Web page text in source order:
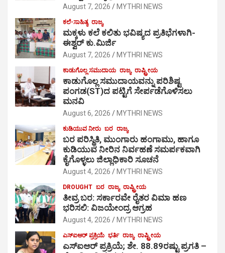
August 7, 2026 MYTHRI NEWS
ಕಲೆ-ಸಾಹಿತ್ಯ ರಾಜ್ಯ
ಮಕ್ಕಳು ಕಲೆ ಕಲಿತು ಭವಿಷ್ಯದ ಪ್ರತಿಭೆಗಳಾಗಿ-
ಈಶ್ವರ್ ಕು.ಮಿರ್ಜಿ
August 7, 2026 MYTHRI NEWS
ಕಾಡುಗೊಲ್ಲ ಸಮುದಾಯ ರಾಜ್ಯ ರಾಷ್ಟ್ರೀಯ
ಕಾಡುಗೊಲ್ಲ ಸಮುದಾಯವನ್ನು ಪರಿಶಿಷ್ಟ
ಪಂಗಡ(ST)ದ ಪಟ್ಟಿಗೆ ಸೇರ್ಪಡೆಗೊಳಿಸಲು
ಮನವಿ
August 6, 2026 MYTHRI NEWS
ಕುಡಿಯುವ ನೀರು ಬರ ರಾಜ್ಯ
ಬರ ಪರಿಸ್ಥಿತಿ, ಮುಂಗಾರು ಹಂಗಾಮು, ಹಾಗೂ
ಕುಡಿಯುವ ನೀರಿನ ನಿರ್ವಹಣೆ ಸಮರ್ಪಕವಾಗಿ
ಕೈಗೊಳ್ಳಲು ಜಿಲ್ಲಾಧಿಕಾರಿ ಸೂಚನೆ
August 4, 2026 MYTHRI NEWS
DROUGHT ಬರ ರಾಜ್ಯ ರಾಷ್ಟ್ರೀಯ
ತೀವ್ರ ಬರ: ಸರ್ಕಾರವೇ ರೈತರ ವಿಮಾ ಹಣ
ಭರಿಸಲಿ: ವಿಜಯೇಂದ್ರ ಆಗ್ರಹ
August 4, 2026 MYTHRI NEWS
ಎಸ್‍ಐಆರ್ ಪ್ರಕ್ರಿಯೆ ಭರ್ತಿ ರಾಜ್ಯ ರಾಷ್ಟ್ರೀಯ
ಎಸ್‍ಐಆರ್ ಪ್ರಕ್ರಿಯೆ; ಶೇ. 88.89ರಷ್ಟು ಪ್ರಗತಿ –